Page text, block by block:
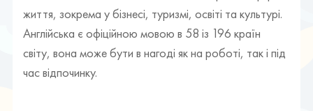
життя, зокрема у бізнесі, туризмі, освіті та культурі.
Англійська є офіційною мовою в 58 із 196 країн
світу, вона може бути в нагоді як на роботі, так і під
час відпочинку.